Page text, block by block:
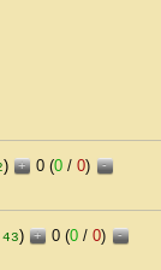
) + 0 (0/ 0) -
) + 0 (0/ 0) -